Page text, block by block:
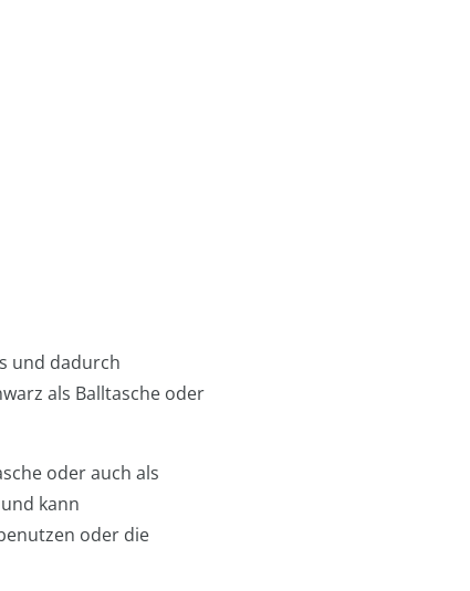
und dadurch
als Balltasche oder
oder auch als
kann
oder die